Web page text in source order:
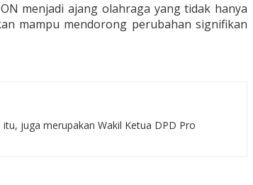
menjadi ajang olahraga yang tidak hanya
mampu mendorong perubahan signifikan
juga merupakan Wakil Ketua DPD Pro